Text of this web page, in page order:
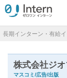
長期インターン・有給
株式会社ジ
マスコミ/広告/出版